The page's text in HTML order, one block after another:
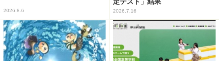
2026.8.6 2026.7.16